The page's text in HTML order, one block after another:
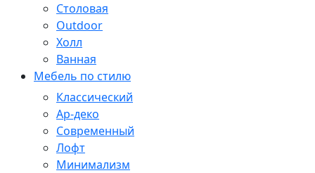
Столовая
Outdoor
Холл
Ванная
Мебель по стилю
Классический
Ар-деко
Современный
Лофт
Минимализм